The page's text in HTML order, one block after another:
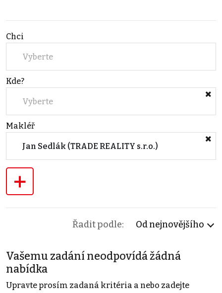
Chci
Vyberte
Kde?
Vyberte
Makléř
Jan Sedlák (TRADE REALITY s.r.o.)
+
Řadit podle: Od nejnovějšího
Vašemu zadání neodpovídá žádná
nabídka
Upravte prosím zadaná kritéria a nebo zadejte